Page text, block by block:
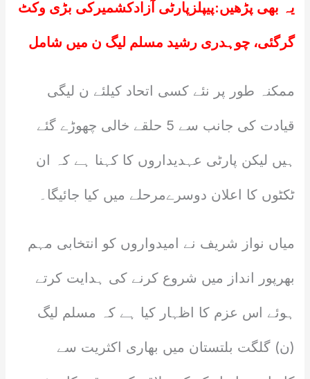
یہ بھی پڑھیں:پیپلزپارٹی آزادکشمیرکی بڑی وکٹ
گرگئی، چوہدری رشید مسلم لیگ ن میں شامل
ممکنہ طور پر نئے کسی اتحاد کیلئے ن لیگی
قیادت کی جانب سے 5 حلقے خالی چھوڑے گئے
ہیں لیکن پارٹی عہدیداروں کا کہنا ہے کہ ان
ٹکٹوں کا اعلان دوسرےمرحلے میں کیا جائیگا۔
میاں نواز شریف نے امیدواروں کو انتخابی مہم
بھرپور انداز میں شروع کرنے کی ہدایت کرتے
ہوئے اس عزم کا اظہار کیا ہے کہ مسلم لیگ
(ن) گلگت بلتستان میں بھاری اکثریت سے